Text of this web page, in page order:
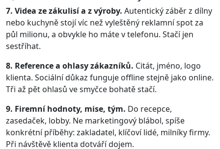
7. Videa ze zákulisí a z výroby. Autentický záběr z dílny
nebo kuchyně stojí víc než vyleštěný reklamní spot za
půl milionu, a obvykle ho máte v telefonu. Stačí jen
sestříhat.
8. Reference a ohlasy zákazníků. Citát, jméno, logo
klienta. Sociální důkaz funguje offline stejně jako online.
Tři až pět ohlasů ve smyčce bohatě stačí.
9. Firemní hodnoty, mise, tým. Do recepce,
zasedaček, lobby. Ne marketingový blábol, spíše
konkrétní příběhy: zakladatel, klíčoví lidé, milníky firmy.
Při návštěvě klienta dotváří dojem.